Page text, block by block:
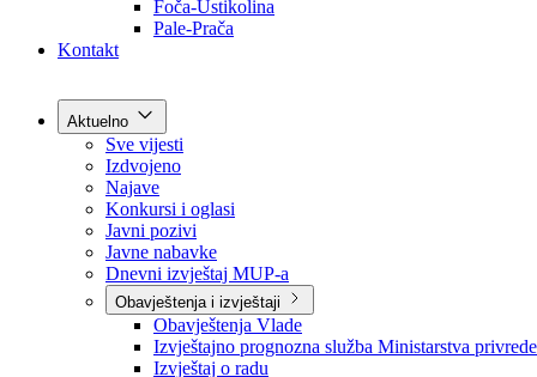
Općine
Kontakt
Aktuelno
Sve vijesti
Izdvojeno
Najave
Konkursi i oglasi
Javni pozivi
Javne nabavke
Dnevni izvještaj MUP-a
Obavještenja i izvještaji